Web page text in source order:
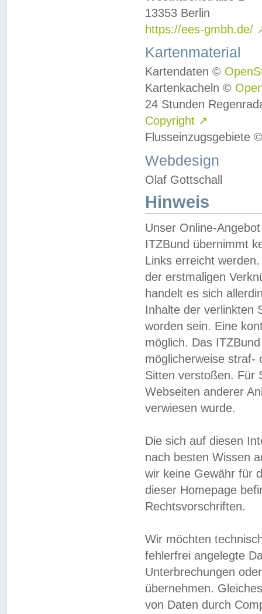
13353 Berlin
https://ees-gmbh.de/
Kartenmaterial
Kartendaten ©
Kartenkacheln ©
24 Stunden
Copyright ↗
Flusseinzugsgebiete
Webdesign
Olaf Gottschall
Hinweis
Unser Online-
ITZBund übernimmt
Links erreicht
der erstmaligen
handelt es sich
Inhalte der verlinkten
worden sein. Eine
möglich. Das
möglicherweise straf-
Sitten verstoßen. Für
Webseiten anderer
verwiesen wurde.
Die sich auf diesen
nach besten Wissen
wir keine Gewähr für
dieser Homepage
Rechtsvorschriften.
Wir möchten
fehlerfrei angelegte
Unterbrechungen
übernehmen.
von Daten durch